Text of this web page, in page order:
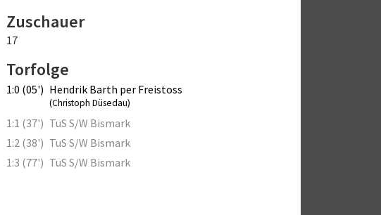
Zuschauer
17
Torfolge
1:0 (05') Hendrik Barth per Freistoss
(Christoph Düsedau)
1:1 (37') TuS S/W Bismark
1:2 (38') TuS S/W Bismark
1:3 (77') TuS S/W Bismark